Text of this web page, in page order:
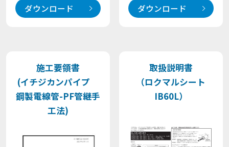
ダウンロード
ダウンロード
施工要領書
(イチジカンパイプ
鋼製電線管-PF管継手
工法)
取扱説明書
（ロクマルシート
IB60L）